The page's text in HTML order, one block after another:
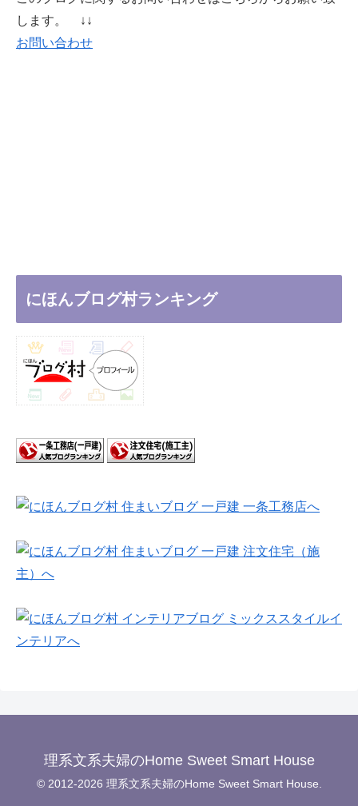
します。 ↓↓
お問い合わせ
にほんブログ村ランキング
理系文系夫婦のHome Sweet Smart House
© 2012-2026 理系文系夫婦のHome Sweet Smart House.